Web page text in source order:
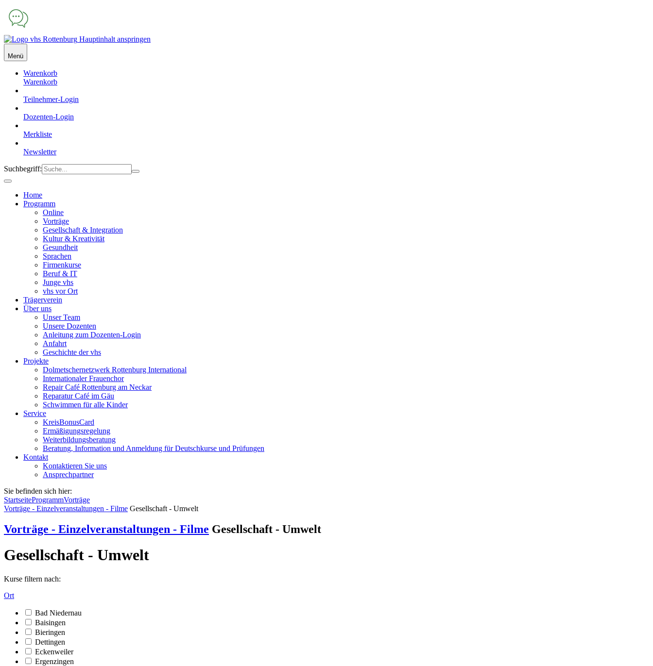
Hauptinhalt anspringen
Menü
Warenkorb
Warenkorb
Teilnehmer-Login
Dozenten-Login
Merkliste
Newsletter
Suchbegriff:
Home
Programm
Online
Vorträge
Gesellschaft & Integration
Kultur & Kreativität
Gesundheit
Sprachen
Firmenkurse
Beruf & IT
Junge vhs
vhs vor Ort
Trägerverein
Über uns
Unser Team
Unsere Dozenten
Anleitung zum Dozenten-Login
Anfahrt
Geschichte der vhs
Projekte
Dolmetschernetzwerk Rottenburg International
Internationaler Frauenchor
Repair Café Rottenburg am Neckar
Reparatur Café im Gäu
Schwimmen für alle Kinder
Service
KreisBonusCard
Ermäßigungsregelung
Weiterbildungsberatung
Beratung, Information und Anmeldung für Deutschkurse und Prüfungen
Kontakt
Kontaktieren Sie uns
Ansprechpartner
Sie befinden sich hier:
StartseiteProgrammVorträge
Vorträge - Einzelveranstaltungen - Filme Gesellschaft - Umwelt
Vorträge - Einzelveranstaltungen - Filme Gesellschaft - Umwelt
Gesellschaft - Umwelt
Kurse filtern nach:
Ort
Bad Niedernau
Baisingen
Bieringen
Dettingen
Eckenweiler
Ergenzingen